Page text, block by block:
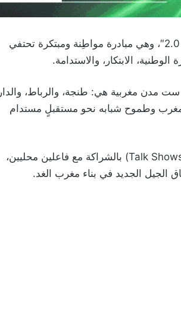
أعلنت جمعية EPIK Leaders عن إطلاق مبادرة “المسيرة الخضراء 2.0″، وهي مبادرة مواطِنة ومبتكرة تحتفي
الابتكار، والاستدامة.
3 نونبر من طنجة، لتجوب ست مدن مغربية هي: طنجة، والرباط، والدار
وطموح شبابه نحو مستقبلٍ مستدام
في كل محطة من مسار القافلة، ستُنظم الجمعية حوارات تفاعلية (Talk Shows) بالشراكة مع فاعلين محليين،